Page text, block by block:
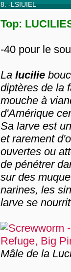
8. -LSIUIEL
Top:
-40 pour le
La lucilie
diptères de la
mouche à
d'Amérique
Sa larve est
et rarement
ouvertes ou
de pénétrer
sur des
narines, les
larve se
Mâle de la